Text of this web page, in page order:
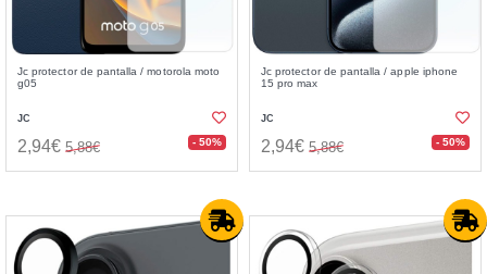
Jc protector de pantalla / motorola moto
g05
JC
2,94€ 5,88€ - 50%
Jc protector de pantalla / apple iphone
15 pro max
JC
2,94€ 5,88€ - 50%